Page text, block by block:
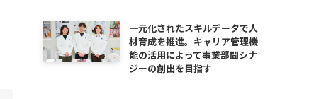
一元化されたスキルデータで人
材育成を推進。キャリア管理機
能の活用によって事業部間シナ
ジーの創出を目指す